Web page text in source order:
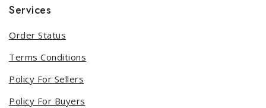
Services
Order Status
Terms Conditions
Policy For Sellers
Policy For Buyers